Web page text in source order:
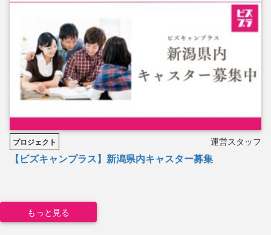
プロジェクト 運営スタッフ
【ビズキャンプラス】新潟県内キャスター募集
もっと見る